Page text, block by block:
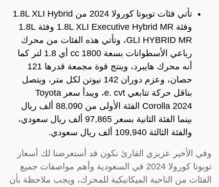
تأتي فئات تويوتا كورولا 2024 من 1.8L XLI Hybrid
وفئة 1.8L XLI Executive Hybrid MR وفئة 1.8L
GLI HYBRID MR، وتأتي هذه الفئات من محرك
رباعي الأسطوانات بسعة 1800 cc أي 1.8 لتر كما
أنه محرك هايبرد، وينتج قوة مجمعة قدرها 121
حصان، وعزم دوران 142 نيوتن لكل متر، ويتصل
بناقل حركة تتابعي e. cvt، ويبدأ سعر Toyota
Corolla 2024 الفئة الأولى من 88,090 ألف ريال
بينما الفئة الثانية بسعر 97,865 ألف ريال سعودي،
والفئة الثالثة 109,940 ألف ريال سعودي.
وفي الأخير عزيزي القارئ نكون قد أستعرضنا لك أسعار
تويوتا كورولا 2024 في السعودية وأهم مواصفات جميع
الفئات من الناحية الميكانيكية للمحرك، ويجب ملاحظة بأن